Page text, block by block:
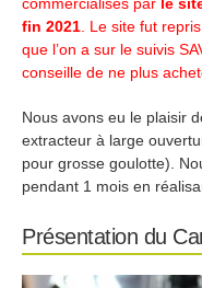
fin 2021 . Le site fut
que l’on a sur le suivis
conseille de ne plus
Nous avons eu le plaisir
extracteur à large
pour grosse goulotte).
pendant 1 mois en
Présentation du